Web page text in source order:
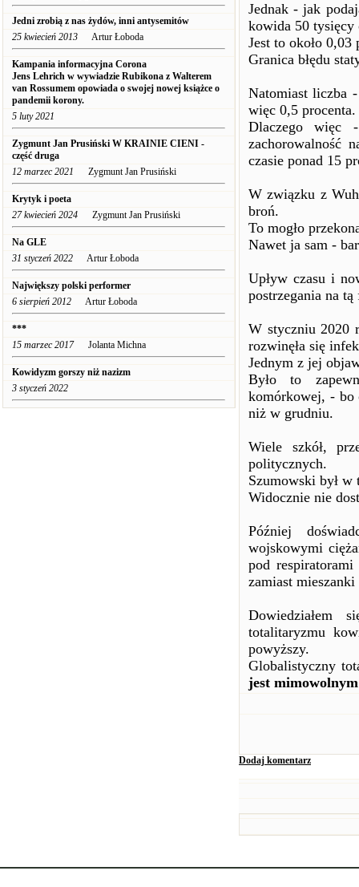
Jedni zrobią z nas żydów, inni antysemitów
25 kwiecień 2013 Artur Łoboda
Kampania informacyjna Corona
Jens Lehrich w wywiadzie Rubikona z Walterem
van Rossumem opowiada o swojej nowej książce o
pandemii korony.
5 luty 2021
Zygmunt Jan Prusiński W KRAINIE CIENI -
część druga
12 marzec 2021 Zygmunt Jan Prusiński
Krytyk i poeta
27 kwiecień 2024 Zygmunt Jan Prusiński
Na GLE
31 styczeń 2022 Artur Łoboda
Największy polski performer
6 sierpień 2012 Artur Łoboda
***
15 marzec 2017Jolanta Michna
Kowidyzm gorszy niż nazizm
3 styczeń 2022
Jednak - jak
kowida 50 tysięcy
Jest to około 0,03
Granica błędu
Natomiast liczba
więc 0,5 procenta.
Dlaczego więc
zachorowalność
czasie ponad 15
W związku z
broń.
To mogło
Nawet ja sam -
Upływ czasu i
postrzegania na
W styczniu 2020
rozwinęła się
Jednym z jej
Było to
komórkowej, - bo
niż w grudniu.
Wiele szkół,
politycznych.
Szumowski był w
Widocznie nie
Później
wojskowymi
pod
zamiast
Dowiedziałem
totalitaryzmu
powyższy.
Globalistyczny
jest
Dodaj komentarz